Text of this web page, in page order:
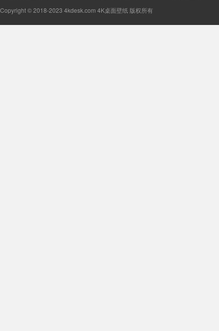
Copyright © 2018-2023 4kdesk.com 4K桌面壁纸 版权所有